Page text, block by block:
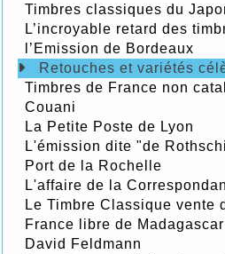
Timbres classiques du
L’incroyable retard des
l’Emission de Bordeaux
Retouches et variétés
Timbres de France non
Couani
La Petite Poste de Lyon
L'émission dite "de
Port de la Rochelle
L'affaire de la
Le Timbre Classique vente
France libre de Madagascar
David Feldmann